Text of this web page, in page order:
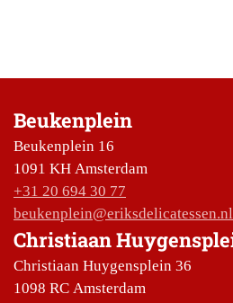
Beukenplein
Beukenplein 16
1091 KH Amsterdam
+31 20 694 30 77
beukenplein@eriksdelicatessen.nl
Christiaan
Christiaan Huygensplein 36
1098 RC Amsterdam